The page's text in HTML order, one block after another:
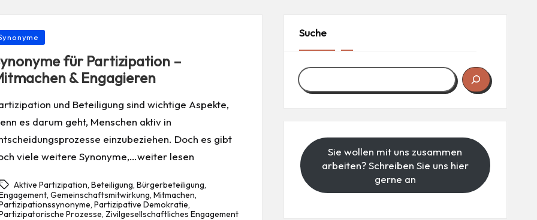
für Partizipation –
& Engagieren
und Beteiligung sind wichtige Aspekte,
es darum geht, Menschen aktiv in
einzubeziehen. Doch es gibt
viele weitere Synonyme,…weiter lesen
Aktive Partizipation,Beteiligung,Bürgerbeteiligung,
, Gemeinschaftsmitwirkung, Mitmachen,
, Partizipative Demokratie,
Prozesse, Zivilgesellschaftliches Engagement
Suche
Sie wollen mit uns zusammen
arbeiten? Schreiben Sie uns hier
gerne an